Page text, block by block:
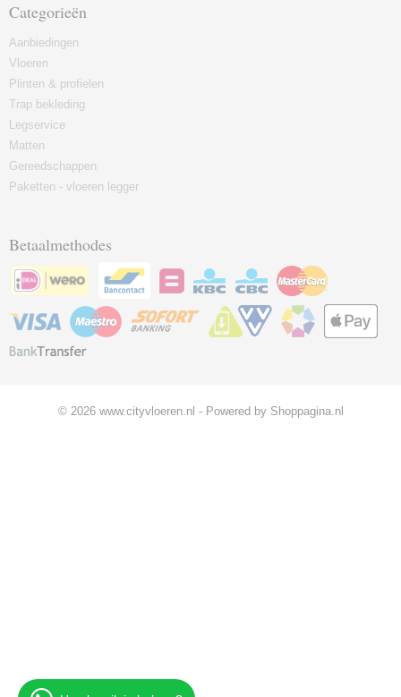
Categorieën
Aanbiedingen
Vloeren
Plinten & profielen
Trap bekleding
Legservice
Matten
Gereedschappen
Paketten - vloeren legger
Betaalmethodes
© 2026 www.cityvloeren.nl - Powered by Shoppagina.nl